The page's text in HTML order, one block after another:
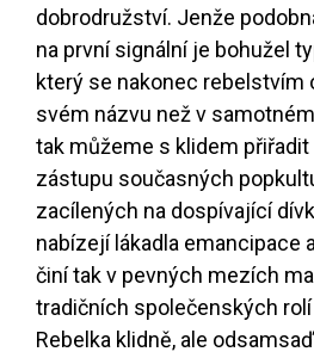
dobrodružství. Jenže
na první signální je bohužel
který se nakonec rebelstvím
svém názvu než v
tak můžeme s klidem
zástupu současných
zacílených na dospívající
nabízejí lákadla emancipace
činí tak v pevných mezích
tradičních společenských
Rebelka klidně, ale